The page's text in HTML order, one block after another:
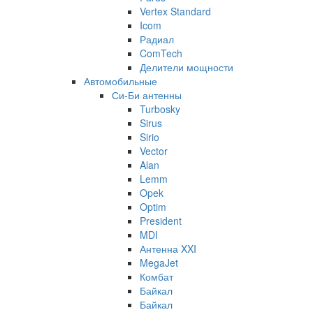
Vertex Standard
Icom
Радиал
ComTech
Делители мощности
Автомобильные
Си-Би антенны
Turbosky
Sirus
Sirio
Vector
Alan
Lemm
Opek
Optim
President
MDI
Антенна XXI
MegaJet
Комбат
Байкал
Байкал